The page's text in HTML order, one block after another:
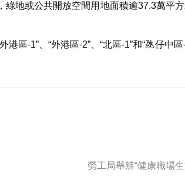
地或公共開放空間用地面積逾37.3萬平
區-1”、“外港區-2”、“北區-1”和“氹仔中
勞工局舉辨“健康職場